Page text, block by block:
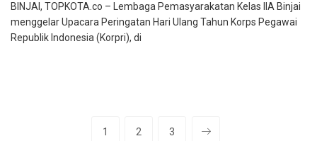
BINJAI, TOPKOTA.co – Lembaga Pemasyarakatan Kelas IIA Binjai
menggelar Upacara Peringatan Hari Ulang Tahun Korps Pegawai
Republik Indonesia (Korpri), di
1 2 3